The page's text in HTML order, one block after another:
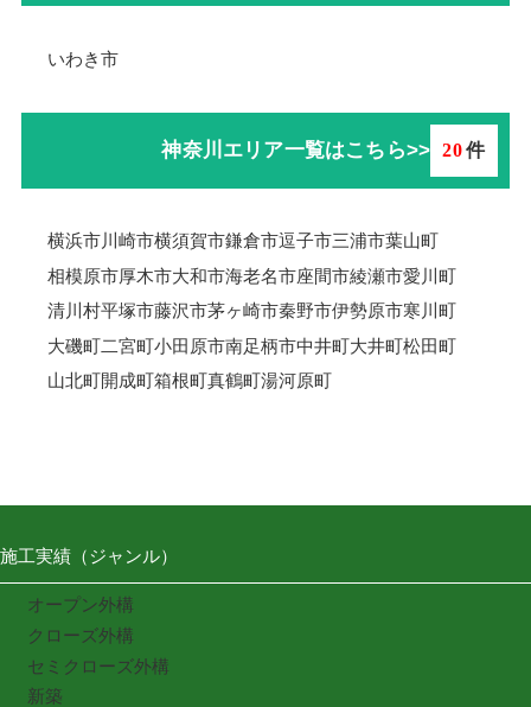
いわき市
神奈川エリア一覧はこちら>> 20件
横浜市川崎市横須賀市鎌倉市逗子市三浦市葉山町
相模原市厚木市大和市海老名市座間市綾瀬市愛川町
清川村平塚市藤沢市茅ヶ崎市秦野市伊勢原市寒川町
大磯町二宮町小田原市南足柄市中井町大井町松田町
山北町開成町箱根町真鶴町湯河原町
施工実績（ジャンル）
オープン外構
クローズ外構
セミクローズ外構
新築